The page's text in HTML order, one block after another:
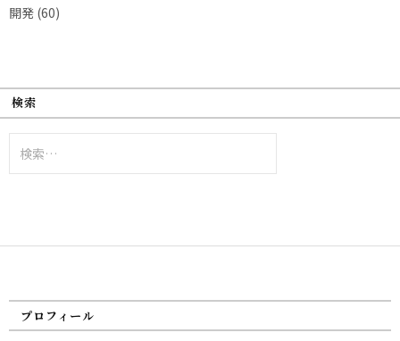
開発 (60)
検索
索:
プロフィール